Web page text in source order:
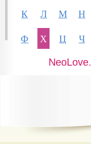
К
Л М Н
Ф
Х Ц Ч